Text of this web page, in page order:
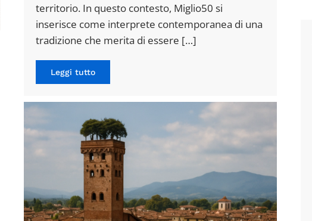
territorio. In questo contesto, Miglio50 si
inserisce come interprete contemporanea di una
tradizione che merita di essere […]
Leggi tutto